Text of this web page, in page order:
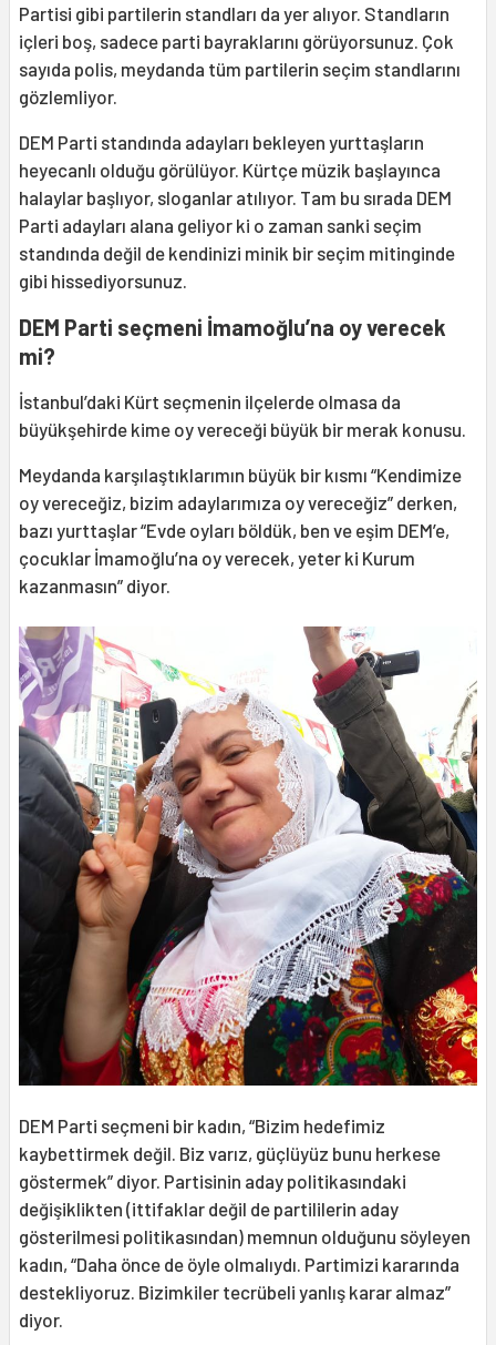
Partisi gibi partilerin standları da yer alıyor. Standların
içleri boş, sadece parti bayraklarını görüyorsunuz. Çok
sayıda polis, meydanda tüm partilerin seçim standlarını
gözlemliyor.
DEM Parti standında adayları bekleyen yurttaşların
heyecanlı olduğu görülüyor. Kürtçe müzik başlayınca
halaylar başlıyor, sloganlar atılıyor. Tam bu sırada DEM
Parti adayları alana geliyor ki o zaman sanki seçim
standında değil de kendinizi minik bir seçim mitinginde
gibi hissediyorsunuz.
DEM Parti seçmeni İmamoğlu’na oy verecek
mi?
İstanbul’daki Kürt seçmenin ilçelerde olmasa da
büyükşehirde kime oy vereceği büyük bir merak konusu.
Meydanda karşılaştıklarımın büyük bir kısmı “Kendimize
oy vereceğiz, bizim adaylarımıza oy vereceğiz” derken,
bazı yurttaşlar “Evde oyları böldük, ben ve eşim DEM’e,
çocuklar İmamoğlu’na oy verecek, yeter ki Kurum
kazanmasın” diyor.
DEM Parti seçmeni bir kadın, “Bizim hedefimiz
kaybettirmek değil. Biz varız, güçlüyüz bunu herkese
göstermek” diyor. Partisinin aday politikasındaki
değişiklikten (ittifaklar değil de partililerin aday
gösterilmesi politikasından) memnun olduğunu söyleyen
kadın, “Daha önce de öyle olmalıydı. Partimizi kararında
destekliyoruz. Bizimkiler tecrübeli yanlış karar almaz”
diyor.